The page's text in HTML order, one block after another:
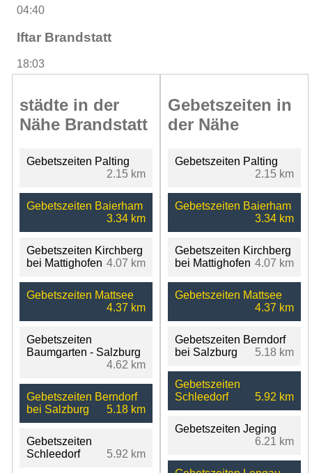
04:40
Iftar Brandstatt
18:03
städte in der
Nähe Brandstatt
Gebetszeiten Palting
2.15 km
Gebetszeiten Baierham
3.34 km
Gebetszeiten Kirchberg
bei Mattighofen 4.07 km
Gebetszeiten Mattsee
4.37 km
Gebetszeiten
Baumgarten - Salzburg
4.62 km
Gebetszeiten Berndorf
bei Salzburg
5.18 km
Gebetszeiten
Schleedorf
5.92 km
Gebetszeiten in
der Nähe
Gebetszeiten Palting
2.15 km
Gebetszeiten Baierham
3.34 km
Gebetszeiten Kirchberg
bei Mattighofen 4.07 km
Gebetszeiten Mattsee
4.37 km
Gebetszeiten Berndorf
bei Salzburg
5.18 km
Gebetszeiten
Schleedorf
5.92 km
Gebetszeiten Jeging
6.21 km